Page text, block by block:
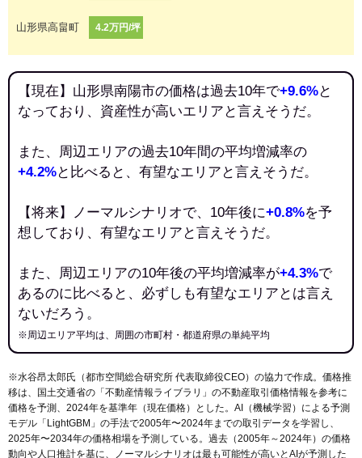
山形県高畠町 4.2万円/坪
【現在】山形県南陽市の価格は過去10年で+9.6%と
なっており、資産性が高いエリアと言えそうだ。
また、周辺エリアの過去10年間の平均増減率の
+4.2%と比べると、有望なエリアと言えそうだ。
【将来】ノーマルシナリオで、10年後に+0.8%を予
想しており、有望なエリアと言えそうだ。
また、周辺エリアの10年後の平均増減率が+4.3%で
あるのに比べると、必ずしも有望なエリアとは言え
ないだろう。
※周辺エリア平均は、周囲の市町村・都道府県の単純平均
※水谷昂太郎氏（都市空間総合研究所 代表取締役CEO）の協力で作成。価格推
移は、国土交通省の「 不動産情報ライブラリ 」の不動産取引価格情報を参考に
価格を予測、2024年を基準年（現在価格）とした。AI（機械学習）による予測
モデル「LightGBM」の手法で2005年〜2024年までの取引データを学習し、
2025年〜2034年の価格相場を予測している。過去（2005年～2024年）の価格
動向や人口推計を基に、ノーマルシナリオは最も可能性が高いとAIが予測した